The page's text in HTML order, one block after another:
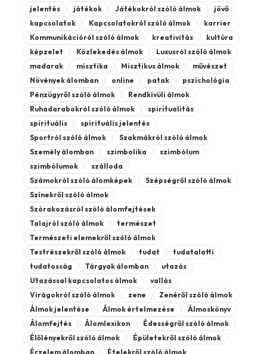
jelentés
játékok Játékokról szóló álmok
jövő
kapcsolatok
Kapcsolatokról szóló álmok
karrier
Kommunikációról szóló álmok
kreativitás
kultúra
képzelet
Közlekedés álmok
Luxusról szóló álmok
madarak
misztika Misztikus álmok
művészet
Növények álomban
online patak
pszichológia
Pénzügyről szóló álmok
Rendkívüli álmok
Ruhadarabokról szóló álmok
spiritualitás
spirituális
spirituális jelentés
Sportról szóló álmok
Szakmákról szóló álmok
Személy álomban
szimbolika
szimbólum
szimbólumok
szálloda
Számokról szóló álomképek
Szépségről szóló álmok
Színekről szóló álmok
Szórakozásról szóló álomfejtések
Talajról szóló álmok
természet
Természeti elemekről szóló álmok
Testrészekről szóló álmok
tudat
tudatalatti
tudatosság
Tárgyak álomban
utazás
Utazással kapcsolatos álmok
vallás
Virágokról szóló álmok
zene
Zenéről szóló álmok
Álmok jelentése
Álmok értelmezése
Álmoskönyv
Álomfejtés
Álomlexikon
Édességről szóló álmok
Élőlényekről szóló álmok
Épületekről szóló álmok
Érzelem álomban
Ételekről szóló álmok